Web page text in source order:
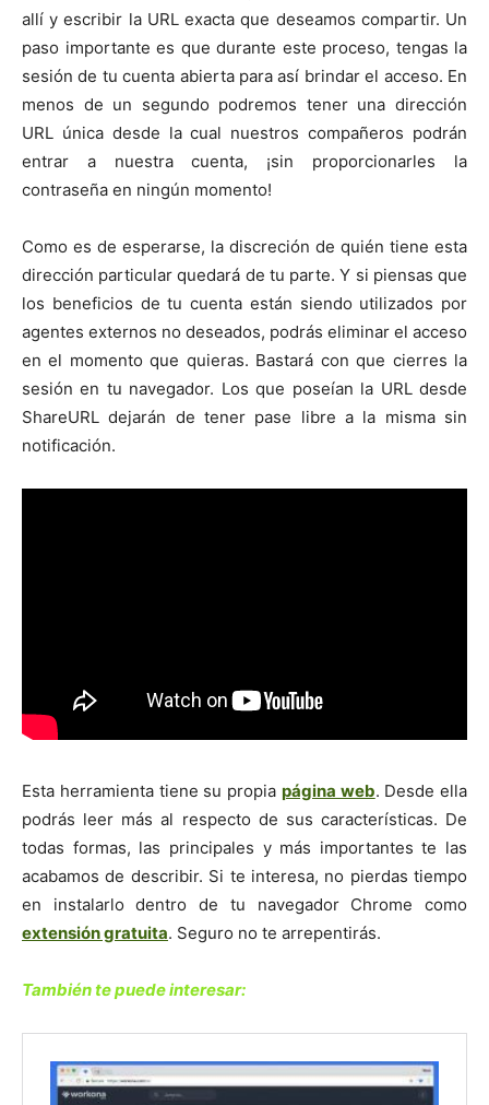
allí y escribir la URL exacta que deseamos compartir. Un
paso importante es que durante este proceso, tengas la
sesión de tu cuenta abierta para así brindar el acceso. En
menos de un segundo podremos tener una dirección
URL única desde la cual nuestros compañeros podrán
entrar a nuestra cuenta, ¡sin proporcionarles la
contraseña en ningún momento!
Como es de esperarse, la discreción de quién tiene esta
dirección particular quedará de tu parte. Y si piensas que
los beneficios de tu cuenta están siendo utilizados por
agentes externos no deseados, podrás eliminar el acceso
en el momento que quieras. Bastará con que cierres la
sesión en tu navegador. Los que poseían la URL desde
ShareURL dejarán de tener pase libre a la misma sin
notificación.
Esta herramienta tiene su propia página web. Desde ella
podrás leer más al respecto de sus características. De
todas formas, las principales y más importantes te las
acabamos de describir. Si te interesa, no pierdas tiempo
en instalarlo dentro de tu navegador Chrome como
extensión gratuita. Seguro no te arrepentirás.
También te puede interesar: